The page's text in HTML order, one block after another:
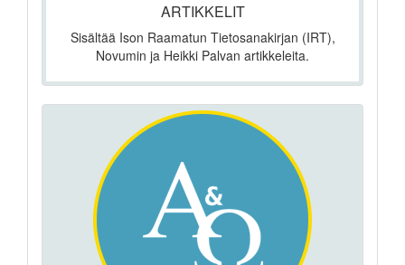
ARTIKKELIT
Sisältää Ison Raamatun Tietosanakirjan (IRT),
Novumin ja Heikki Palvan artikkeleita.